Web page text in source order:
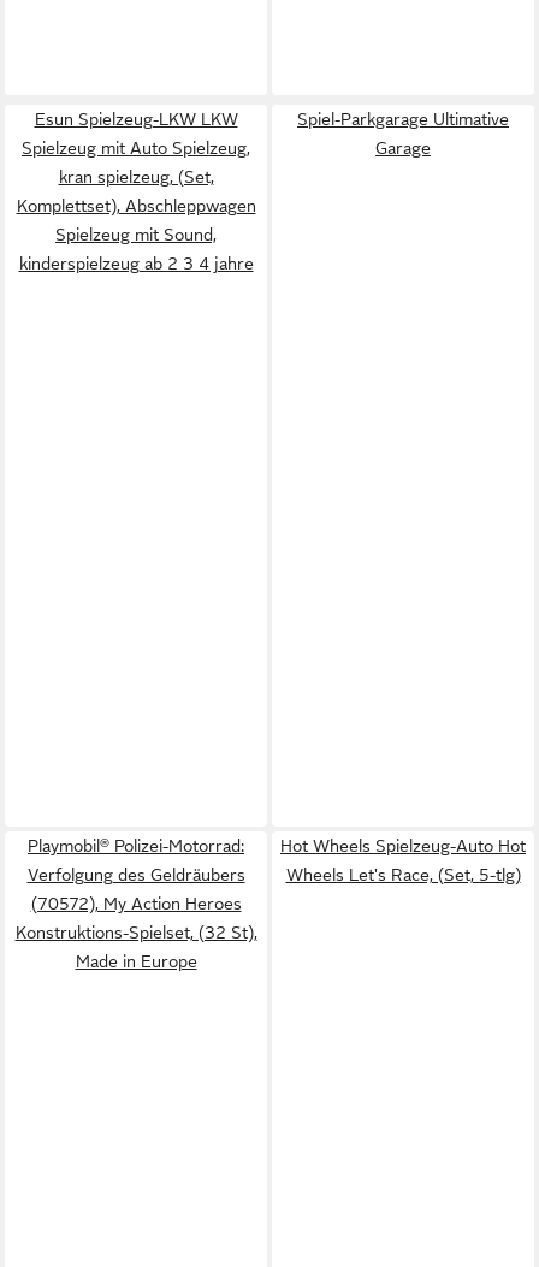
Esun Spielzeug-LKW LKW
Spielzeug mit Auto Spielzeug,
kran spielzeug, (Set,
Komplettset), Abschleppwagen
Spielzeug mit Sound,
kinderspielzeug ab 2 3 4 jahre
Spiel-Parkgarage Ultimative
Garage
Playmobil® Polizei-Motorrad:
Verfolgung des Geldräubers
(70572), My Action Heroes
Konstruktions-Spielset, (32 St),
Made in Europe
Hot Wheels Spielzeug-Auto Hot
Wheels Let's Race, (Set, 5-tlg)